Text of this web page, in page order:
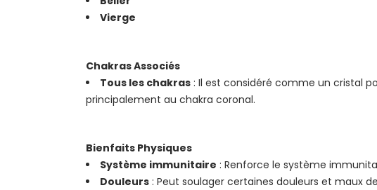
Vierge
Chakras Associés
Tous les chakras : Il est considéré comme un cristal
principalement au chakra coronal.
Bienfaits Physiques
Système immunitaire : Renforce le système
Douleurs : Peut soulager certaines douleurs et maux